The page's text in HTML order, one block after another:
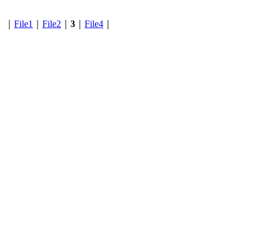
File1 File2 3 File4